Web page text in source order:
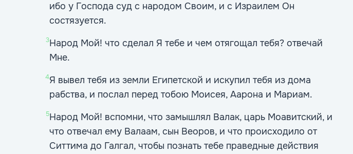
ибо у Господа суд с народом Своим, и с Израилем Он
состязуется.
3Народ Мой! что сделал Я тебе и чем отягощал тебя? отвечай
Мне.
4Я вывел тебя из земли Египетской и искупил тебя из дома
рабства, и послал перед тобою Моисея, Аарона и Мариам.
5Народ Мой! вспомни, что замышлял Валак, царь Моавитский, и
что отвечал ему Валаам, сын Веоров, и что происходило от
Ситтима до Галгал, чтобы познать тебе праведные действия